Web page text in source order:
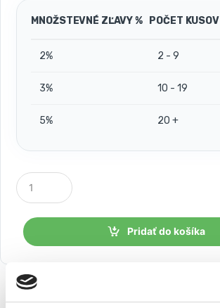
MNOŽSTEVNÉ ZĽAVY % POČET KUSOV
2% 2 - 9
3% 10 - 19
5% 20 +
P
o
č
o
v
Pridať do košíka